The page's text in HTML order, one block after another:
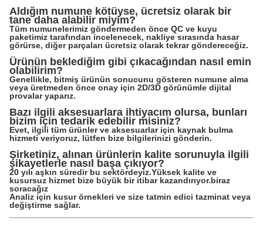
Aldığım numune kötüyse, ücretsiz olarak bir
tane daha alabilir miyim?
Tüm numunelerimiz göndermeden önce QC ve kuyu
paketimiz tarafından incelenecek, nakliye sırasında hasar
görürse, diğer parçaları ücretsiz olarak tekrar göndereceğiz.
Ürünün beklediğim gibi çıkacağından nasıl emin
olabilirim?
Genellikle, bitmiş ürünün sonucunu gösteren numune alma
veya üretmeden önce onay için 2D/3D görünümle dijital
provalar yaparız.
Bazı ilgili aksesuarlara ihtiyacım olursa, bunları
bizim için tedarik edebilir misiniz?
Evet, ilgili tüm ürünler ve aksesuarlar için kaynak bulma
hizmeti veriyoruz, lütfen bize bilgilerinizi gönderin.
Şirketiniz, alınan ürünlerin kalite sorunuyla ilgili
şikayetlerle nasıl başa çıkıyor?
20 yılı aşkın süredir bu sektördeyiz.Yüksek kalite ve
kusursuz hizmet bize büyük bir itibar kazandırıyor.biraz
soracağız
Analiz için kusur örnekleri ve size tatmin edici tazminat veya
değiştirme sağlar.